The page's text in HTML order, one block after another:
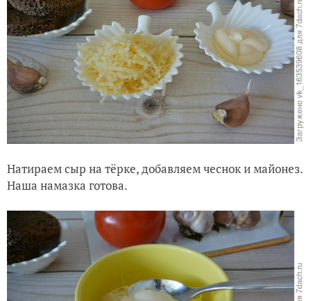
Натираем сыр на тёрке, добавляем чеснок и майонез.
Наша намазка готова.